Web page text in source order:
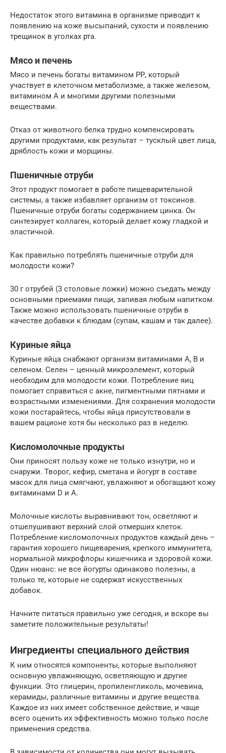
Недостаток этого витамина в организме приводит к
появлению на коже высыпаний, сухости и появлению
трещинок в уголках рта.
Мясо и печень
Мясо и печень богаты витамином РР, который
участвует в клеточном метаболизме, а также железом,
витамином А и многими другими полезными
веществами.
Отказ от животного белка трудно компенсировать
другими продуктами, как результат – тусклый цвет лица,
дряблость кожи и морщины.
Пшеничные отруби
Этот продукт помогает в работе пищеварительной
системы, а также избавляет организм от токсинов.
Пшеничные отруби богаты содержанием цинка. Он
синтезирует коллаген, который делает кожу гладкой и
эластичной.
Как правильно потреблять пшеничные отруби для
молодости кожи?
30 г отрубей (3 столовые ложки) можно съедать между
основными приемами пищи, запивая любым напитком.
Также можно использовать пшеничные отруби в
качестве добавки к блюдам (супам, кашам и так далее).
Куриные яйца
Куриные яйца снабжают организм витаминами А, В и
селеном. Селен – ценный микроэлемент, который
необходим для молодости кожи. Потребление яиц
помогает справиться с акне, пигментными пятнами и
возрастными изменениями. Для сохранения молодости
кожи постарайтесь, чтобы яйца присутствовали в
вашем рационе хотя бы несколько раз в неделю.
Кисломолочные продукты
Они приносят пользу коже не только изнутри, но и
снаружи. Творог, кефир, сметана и йогурт в составе
масок для лица смягчают, увлажняют и обогащают кожу
витаминами D и А.
Молочные кислоты выравнивают тон, осветляют и
отшелушивают верхний слой отмерших клеток.
Потребление кисломолочных продуктов каждый день –
гарантия хорошего пищеварения, крепкого иммунитета,
нормальной микрофлоры кишечника и здоровой кожи.
Один нюанс: не все йогурты одинаково полезны, а
только те, которые не содержат искусственных
добавок.
Начните питаться правильно уже сегодня, и вскоре вы
заметите положительные результаты!
Ингредиенты специального действия
К ним относятся компоненты, которые выполняют
основную увлажняющую, осветляющую и другие
функции. Это глицерин, пропиленгликоль, мочевина,
керамиды, различные витамины и другие вещества.
Каждое из них имеет собственное действие, и чаще
всего оценить их эффективность можно только после
применения средства.